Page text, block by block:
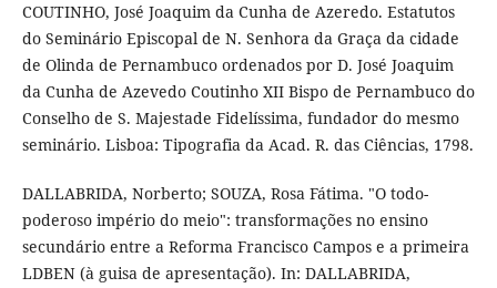
COUTINHO, José Joaquim da Cunha de Azeredo. Estatutos
do Seminário Episcopal de N. Senhora da Graça da cidade
de Olinda de Pernambuco ordenados por D. José Joaquim
da Cunha de Azevedo Coutinho XII Bispo de Pernambuco do
Conselho de S. Majestade Fidelíssima, fundador do mesmo
seminário. Lisboa: Tipografia da Acad. R. das Ciências, 1798.
DALLABRIDA, Norberto; SOUZA, Rosa Fátima. "O todo-
poderoso império do meio": transformações no ensino
secundário entre a Reforma Francisco Campos e a primeira
LDBEN (à guisa de apresentação). In: DALLABRIDA,